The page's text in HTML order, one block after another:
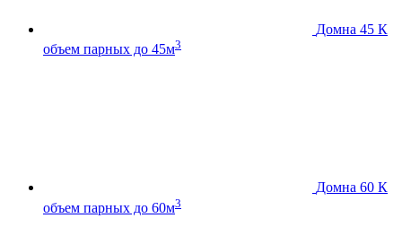
Домна 45 К
объем парных до 45м3
Домна 60 К
объем парных до 60м3